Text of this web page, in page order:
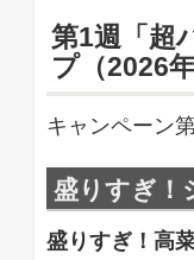
第1週「超
プ（2026
キャンペーン
盛りすぎ！
盛りすぎ！高